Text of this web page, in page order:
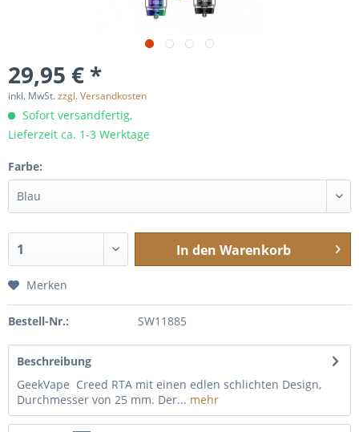
29,95 € *
inkl. MwSt.zzgl. Versandkosten
Sofort versandfertig,
Lieferzeit ca. 1-3 Werktage
Farbe:
In den Warenkorb
Merken
Bestell-Nr.: SW11885
Beschreibung
GeekVape Creed RTA mit einen edlen schlichten Design,
Durchmesser von 25 mm. Der... mehr